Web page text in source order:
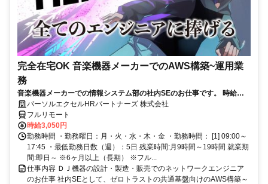
完全在宅OK 音楽機器メーカーでのAWS構築~運用業
務
音楽機器メーカーでの情報システム部の社内SEのお仕事です。 時給
3050円！基本はフル在宅が可能です！ （状況によって出社有り） AWS
構築の上流工程にも携われます！ご本人負担が約4割でとってもお得な
パナソニック健保に加入頂けます！
パーソルエクセルHRパートナーズ 株式会社
フルリモート
時給3,050円
勤務時間 ・勤務曜日：月・火・水・木・金 ・勤務時間： [1] 09:00～
17:45 ・最低勤務日数（週）：5日 残業時間:月9時間～19時間 就業期
間:即日～ ※6ヶ月以上（長期） ※フル...
仕事内容 ＤＪ機器の設計・製造・販売でのネットワークエンジニア
のお仕事 社内SEとして、ゼロトラストの共通基盤向けのAWS構築～